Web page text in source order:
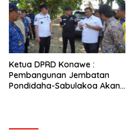
Ketua DPRD Konawe :
Pembangunan Jembatan
Pondidaha-Sabulakoa Akan